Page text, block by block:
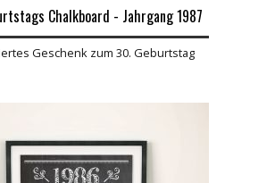
Chalkboard - Jahrgang 1987
Geschenk zum 30. Geburtstag